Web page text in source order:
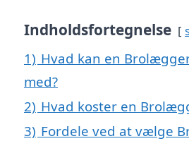
Indholdsfortegnelse
1) Hvad kan en
med?
2) Hvad koster en
3) Fordele ved at vælge